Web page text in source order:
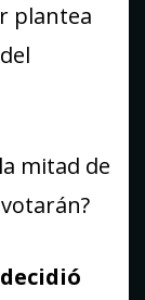
plantea
la mitad de